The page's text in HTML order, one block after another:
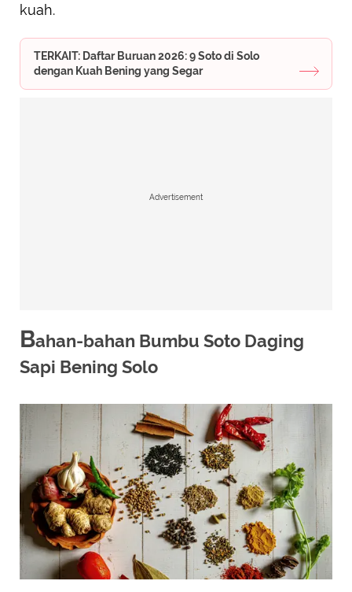
kuah.
TERKAIT: Daftar Buruan 2026: 9 Soto di Solo
dengan Kuah Bening yang Segar
Advertisement
Bahan-bahan Bumbu Soto Daging
Sapi Bening Solo